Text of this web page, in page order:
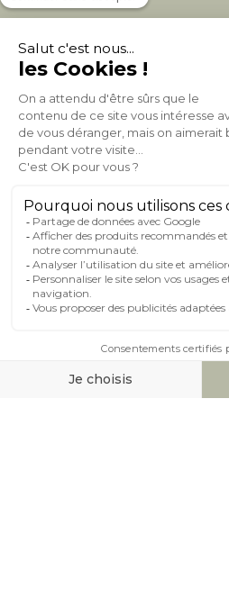
À PROPOS DE MILIBOO
AIDE & CONTACT